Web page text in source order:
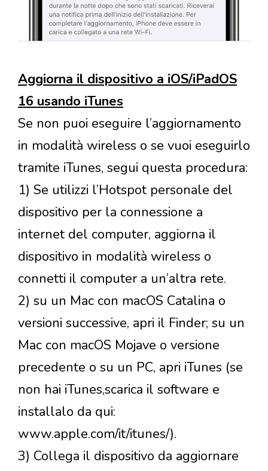
Aggiorna il dispositivo a iOS/iPadOS
16 usando iTunes
Se non puoi eseguire l’aggiornamento
in modalità wireless o se vuoi eseguirlo
tramite iTunes, segui questa procedura:
1) Se utilizzi l’Hotspot personale del
dispositivo per la connessione a
internet del computer, aggiorna il
dispositivo in modalità wireless o
connetti il computer a un’altra rete.
2) su un Mac con macOS Catalina o
versioni successive, apri il Finder; su un
Mac con macOS Mojave o versione
precedente o su un PC, apri iTunes (se
non hai iTunes,scarica il software e
installalo da qui:
www.apple.com/it/itunes/).
3) Collega il dispositivo da aggiornare